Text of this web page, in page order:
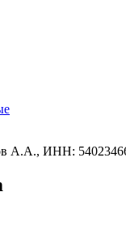
А.А., ИНН: